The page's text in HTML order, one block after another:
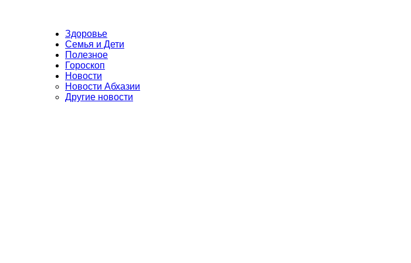
Здоровье
Семья и Дети
Полезное
Гороскоп
Новости
Новости Абхазии
Другие новости